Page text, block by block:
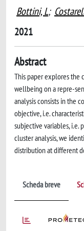
Bottini, L;
2021
Abstract
This paper explores the
wellbeing on a repre-
analysis consists in the
objective, i.e.
subjective variables, i.e.
cluster analysis, we
distribution at different
Scheda breve